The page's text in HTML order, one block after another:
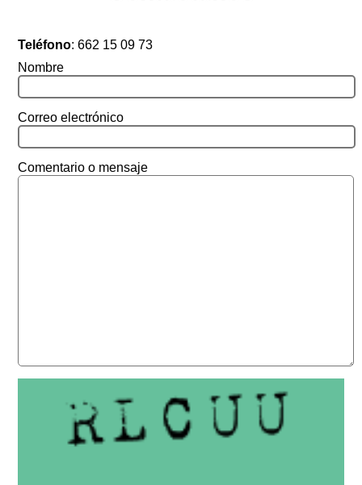
Teléfono:662 15 09 73
Nombre
Correo electrónico
Comentario o mensaje